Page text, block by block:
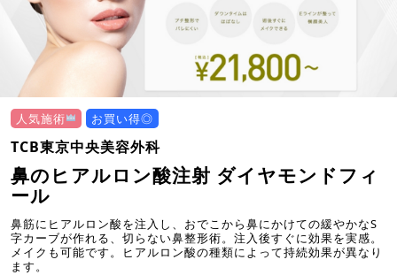
人気施術 お買い得◎
TCB東京中央美容外科
鼻のヒアルロン酸注射 ダイヤモンドフィ
ール
鼻筋にヒアルロン酸を注入し、おでこから鼻にかけての緩やかなS
字カーブが作れる、切らない鼻整形術。注入後すぐに効果を実感。
メイクも可能です。ヒアルロン酸の種類によって持続効果が異なり
ます。